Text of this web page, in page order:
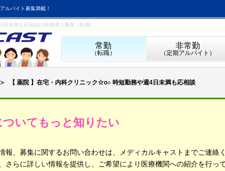
ルバイト募集満載！
未満も応相談の医師求人募集（転職）
常勤
（転職）
非常勤
（定期アルバイト）
【 薬院 】在宅・内科クリニック☆o○ 時短勤務や週4日未満も応相談
ついてもっと知りたい
報、募集に関するお問い合わせは、メディカルキャストまでご連絡く
さらに詳しい情報を提供し、ご希望により医療機関への紹介を行って